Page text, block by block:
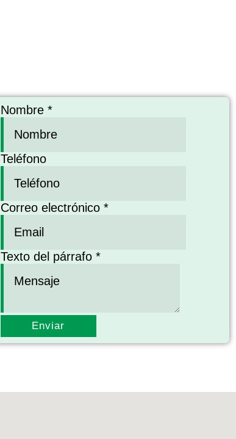
Nombre *
Teléfono
Correo electrónico *
Texto del párrafo *
Enviar